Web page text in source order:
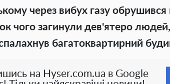
через вибух газу обрушився
чого загинули дев'ятеро
багатоквартирний
на Hyser.com.ua в Google